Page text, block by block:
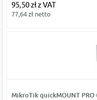
95,50 zł z VAT
77,64 zł netto
MikroTik quickMOUNT PRO